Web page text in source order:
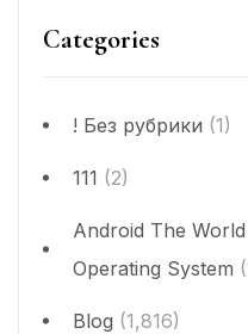
Categories
! Без рубрики (1)
111 (2)
Android The
Operating System
Blog (1,816)